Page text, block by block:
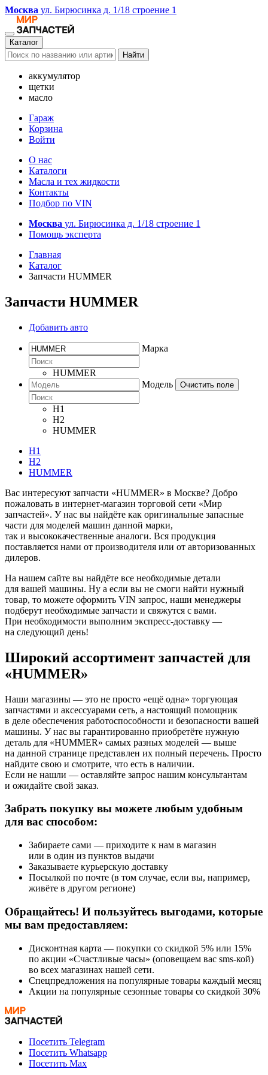
Москва ул. Бирюсинка д. 1/18 строение 1
Каталог
Найти
аккумулятор
щетки
масло
Гараж
Корзина
Войти
О нас
Каталоги
Масла и тех жидкости
Контакты
Подбор по VIN
Москва ул. Бирюсинка д. 1/18 строение 1
Помощь эксперта
Главная
Каталог
Запчасти HUMMER
Запчасти HUMMER
Добавить авто
Марка
HUMMER
Модель
Очистить поле
H1
H2
HUMMER
H1
H2
HUMMER
Вас интересуют запчасти «HUMMER» в Москве? Добро
пожаловать в интернет-магазин торговой сети «Мир
запчастей». У нас вы найдёте как оригинальные запасные
части для моделей машин данной марки,
так и высококачественные аналоги. Вся продукция
поставляется нами от производителя или от авторизованных
дилеров.
На нашем сайте вы найдёте все необходимые детали
для вашей машины. Ну а если вы не смоги найти нужный
товар, то можете оформить VIN запрос, наши менеджеры
подберут необходимые запчасти и свяжутся с вами.
При необходимости выполним экспресс-доставку —
на следующий день!
Широкий ассортимент запчастей для
«HUMMER»
Наши магазины — это не просто «ещё одна» торгующая
запчастями и аксессуарами сеть, а настоящий помощник
в деле обеспечения работоспособности и безопасности вашей
машины. У нас вы гарантированно приобретёте нужную
деталь для «HUMMER» самых разных моделей — выше
на данной странице представлен их полный перечень. Просто
найдите свою и смотрите, что есть в наличии.
Если не нашли — оставляйте запрос нашим консультантам
и ожидайте свой заказ.
Забрать покупку вы можете любым удобным
для вас способом:
Забираете сами — приходите к нам в магазин
или в один из пунктов выдачи
Заказываете курьерскую доставку
Посылкой по почте (в том случае, если вы, например,
живёте в другом регионе)
Обращайтесь! И пользуйтесь выгодами, которые
мы вам предоставляем:
Дисконтная карта — покупки со скидкой 5% или 15%
по акции «Счастливые часы» (оповещаем вас sms-кой)
во всех магазинах нашей сети.
Спецпредложения на популярные товары каждый месяц
Акции на популярные сезонные товары со скидкой 30%
Посетить Telegram
Посетить Whatsapp
Посетить Max